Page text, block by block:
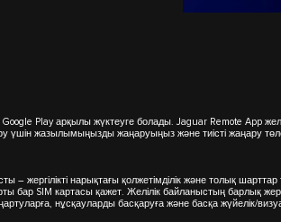
Play арқылы жүктеуге болады. Jaguar Remote App
үшін жазылымыңызды жаңаруыңыз және тиісті жаңару
– жергілікті нарықтағы қолжетімділік және толық
SIM картасы қажет. Желілік байланыстың барлық
нұсқауларды басқаруға және басқа жүйелік/